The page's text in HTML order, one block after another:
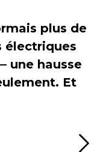
plus de
électriques
une hausse
Et